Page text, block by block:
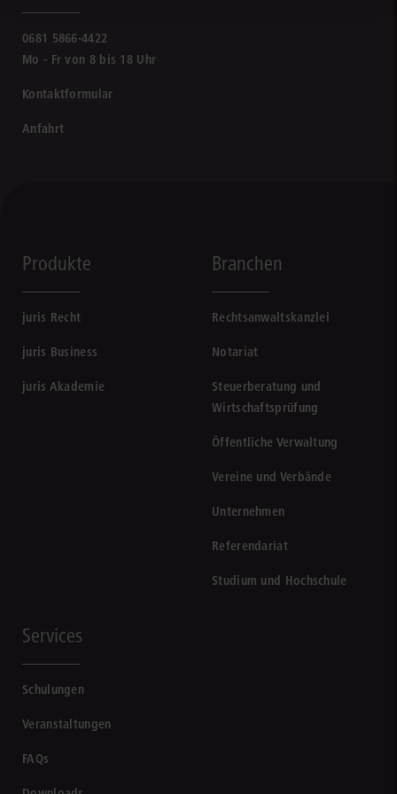
0681 5866-4422
Mo - Fr von 8 bis 18 Uhr
Kontaktformular
Anfahrt
Produkte
juris Recht
juris Business
juris Akademie
Branchen
Rechtsanwaltskanzlei
Notariat
Steuerberatung und
Wirtschaftsprüfung
Öffentliche Verwaltung
Vereine und Verbände
Unternehmen
Referendariat
Studium und Hochschule
Services
Schulungen
Veranstaltungen
FAQs